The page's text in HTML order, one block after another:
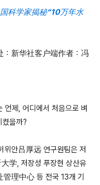
科学家揭秘“10万年水
新华社客户端作者：冯
언제, 어디에서 처음으로 벼
켰을까?
위안吕厚远 연구원팀은 저
学, 저장성 푸장현 상산유
理中心 등 전국 13개 기